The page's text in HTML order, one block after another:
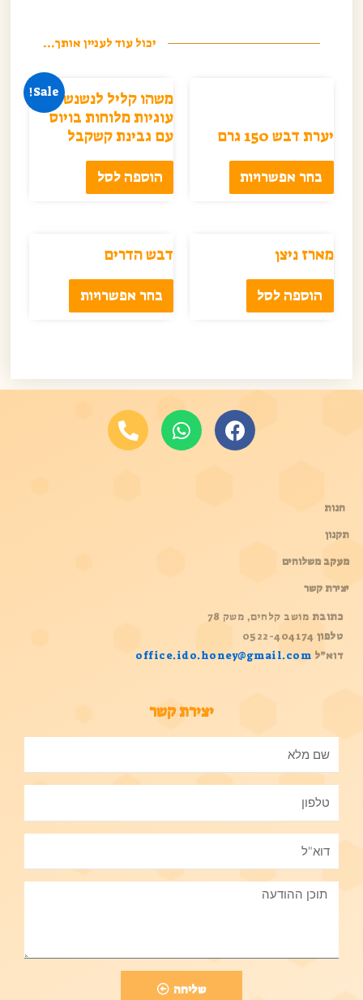
יכול עוד לעניין אותך...
יערת דבש 150 גרם
בחר אפשרויות
Sale!משהו קליל לנשנש –
עוגיות מלוחות בויוס
עם גבינת קשקבל
הוספה לסל
מארז ניצן
הוספה לסל
דבש הדרים
בחר אפשרויות
חנות
תקנון
מעקב משלוחים
יצירת קשר
כתובת מושב קלחים, משק 78
טלפון 0522-404174
דוא”ל office.ido.honey@gmail.com
יצירת קשר
שליחה